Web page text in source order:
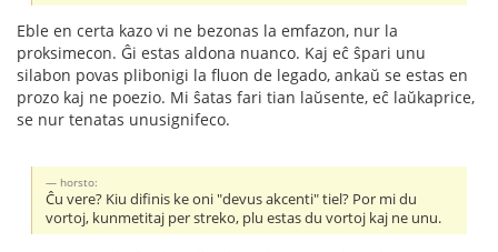
Eble en certa kazo vi ne bezonas la emfazon, nur la
proksimecon. Ĝi estas aldona nuanco. Kaj eĉ ŝpari unu
silabon povas plibonigi la fluon de legado, ankaŭ se estas en
prozo kaj ne poezio. Mi ŝatas fari tian laŭsente, eĉ laŭkaprice,
se nur tenatas unusignifeco.
horsto:
Ĉu vere? Kiu difinis ke oni "devus akcenti" tiel? Por mi du
vortoj, kunmetitaj per streko, plu estas du vortoj kaj ne unu.